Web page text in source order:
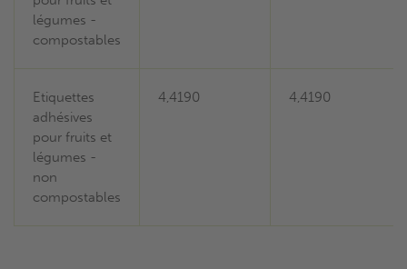
légumes -
compostables
Etiquettes
adhésives
pour fruits et
légumes -
non
compostables
4,4190 4,4190